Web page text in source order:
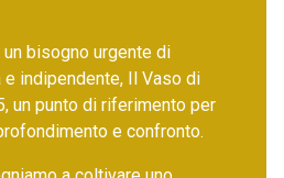
un bisogno urgente di
indipendente, Il Vaso di
un punto di riferimento per
e confronto.